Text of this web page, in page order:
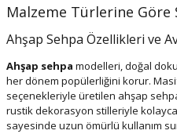
Malzeme Türlerine Göre
Ahşap Sehpa Özellikleri ve
Ahşap sehpa modelleri, doğal
her dönem popülerliğini korur.
seçenekleriyle üretilen ahşap
rustik dekorasyon stilleriyle kolayca
sayesinde uzun ömürlü kullanım